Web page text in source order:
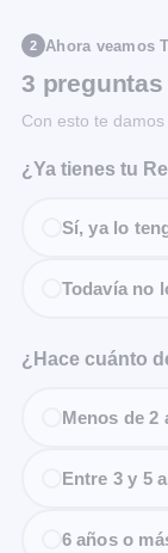
2 Ahora veamos
3
Con esto te
¿Ya tienes tu
Sí, ya lo
Todavía no
¿Hace cuánto
Menos de 2
Entre 3 y 5
6 años o